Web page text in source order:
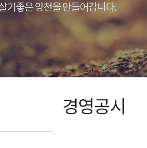
기좋은 양천을 만들어갑니다.
경영공시